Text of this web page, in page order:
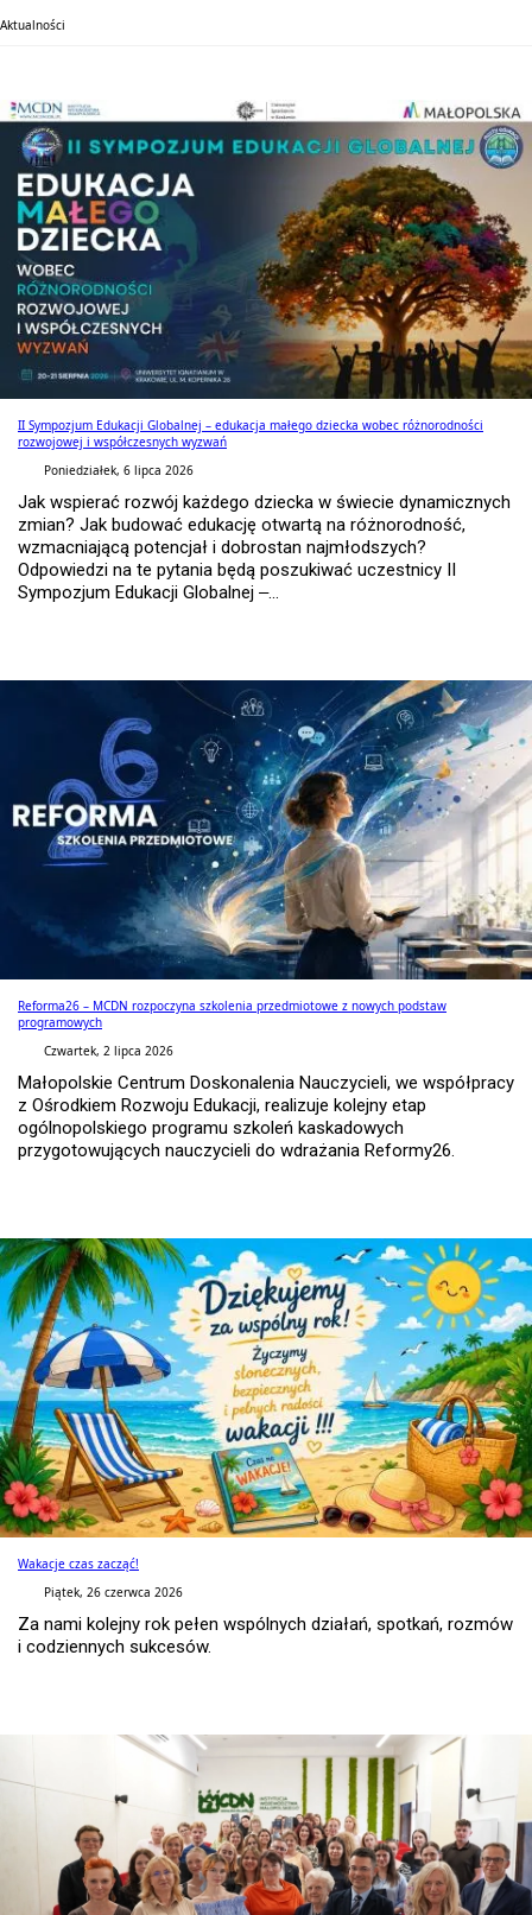
Aktualności
II Sympozjum Edukacji Globalnej – edukacja małego dziecka wobec różnorodności
rozwojowej i współczesnych wyzwań
Poniedziałek, 6 lipca 2026
Jak wspierać rozwój każdego dziecka w świecie dynamicznych
zmian? Jak budować edukację otwartą na różnorodność,
wzmacniającą potencjał i dobrostan najmłodszych?
Odpowiedzi na te pytania będą poszukiwać uczestnicy II
Sympozjum Edukacji Globalnej –...
Reforma26 – MCDN rozpoczyna szkolenia przedmiotowe z nowych podstaw
programowych
Czwartek, 2 lipca 2026
Małopolskie Centrum Doskonalenia Nauczycieli, we współpracy
z Ośrodkiem Rozwoju Edukacji, realizuje kolejny etap
ogólnopolskiego programu szkoleń kaskadowych
przygotowujących nauczycieli do wdrażania Reformy26.
Wakacje czas zacząć!
Piątek, 26 czerwca 2026
Za nami kolejny rok pełen wspólnych działań, spotkań, rozmów
i codziennych sukcesów.